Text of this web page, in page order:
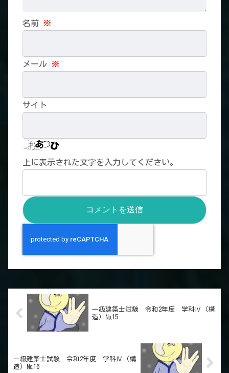
名前 ※
メール ※
サイト
上に表示された文字を入力してください。
一級建築士試験 令和2年度 学科Ⅳ（構
造）№15
一級建築士試験 令和2年度 学科Ⅳ（構
造）№16